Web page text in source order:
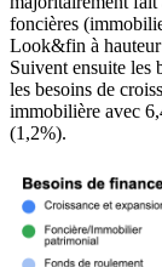
foncières
Look&fin à hauteur
Suivent ensuite les
les besoins de
immobilière avec
(1,2%).